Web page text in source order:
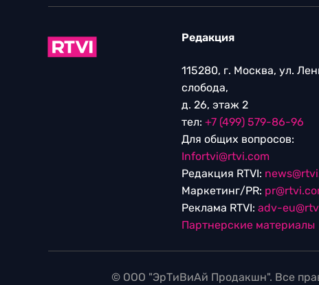
Редакция
115280, г. Москва, ул.
слобода,
д. 26, этаж 2
тел: +7 (499) 579-86-96
Для общих вопросов:
Infortvi@rtvi.com
Редакция RTVI:
Маркетинг/PR:
Реклама RTVI: adv-
Партнерские материалы
© ООО "ЭрТиВиАй Продакшн". Все